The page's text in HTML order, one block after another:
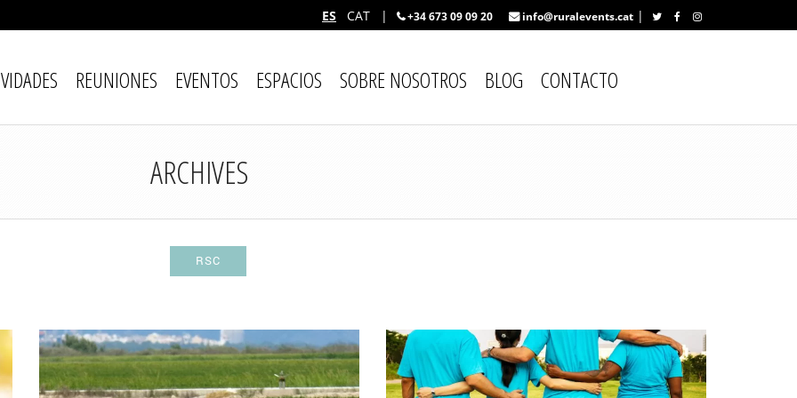
+34 673 09 09 20 info@ruralevents.cat |
ES CAT |
REUNIONES EVENTOS ESPACIOS SOBRE NOSOTROS BLOG CONTACTO
ARCHIVES
RSC